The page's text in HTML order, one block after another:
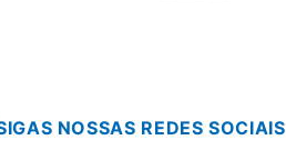
NOSSAS REDES SOCIAIS